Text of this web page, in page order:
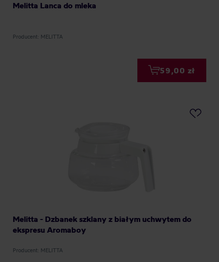
Melitta Lanca do mleka
Producent: MELITTA
59,00 zł
Melitta - Dzbanek szklany z białym uchwytem do
ekspresu Aromaboy
Producent: MELITTA